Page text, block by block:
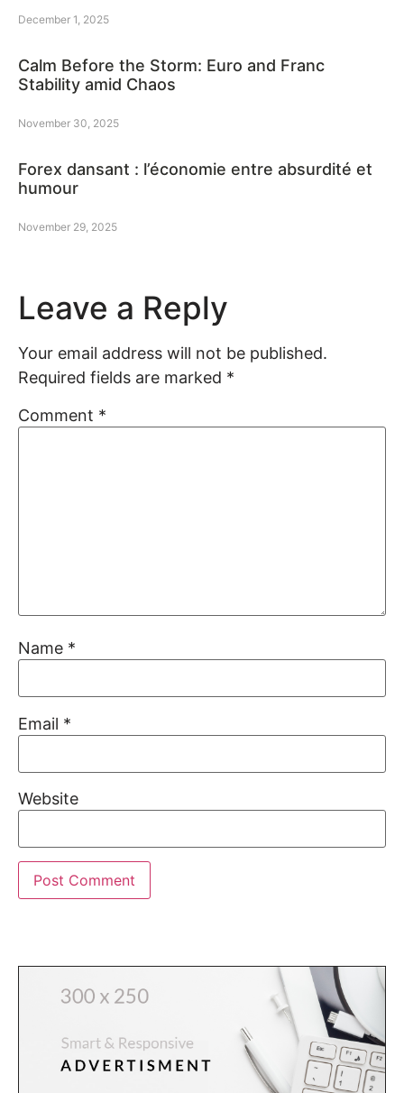
December 1, 2025
Calm Before the Storm: Euro and Franc
Stability amid Chaos
November 30, 2025
Forex dansant : l’économie entre absurdité et
humour
November 29, 2025
Leave a Reply
Your email address will not be published.
Required fields are marked *
Comment *
Name *
Email *
Website